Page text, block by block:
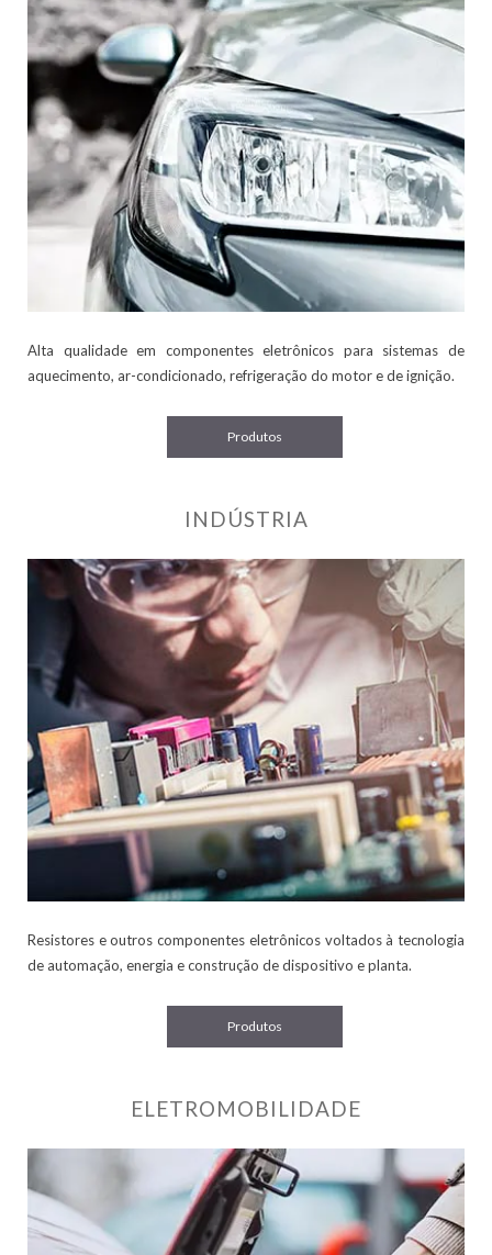
Alta qualidade em componentes eletrônicos para sistemas de
aquecimento, ar-condicionado, refrigeração do motor e de ignição.
Produtos
INDÚSTRIA
Resistores e outros componentes eletrônicos voltados à tecnologia
de automação, energia e construção de dispositivo e planta.
Produtos
ELETROMOBILIDADE